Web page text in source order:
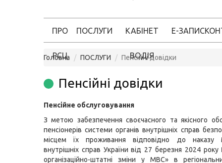
ПРО
РСЦ
ПОСЛУГИ КАБІНЕТ
ВОДІЯ
Е-ЗАПИС
Головна ПОСЛУГИ Пенсійні довідки
Пенсійні довідки
Пенсійне обслуговування
З метою забезпечення своєчасного та якісного
пенсіонерів системи органів внутрішніх справ
місцем їх проживання відповідно до наказу
внутрішніх справ України від 27 березня 2024
організаційно-штатні зміни у МВС» в